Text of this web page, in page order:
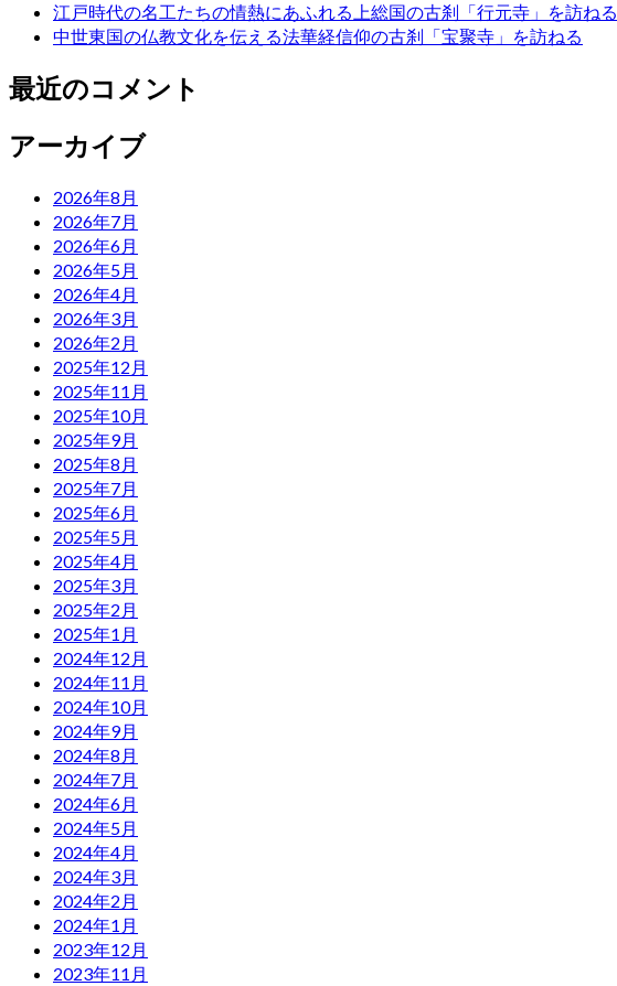
江戸時代の名工たちの情熱にあふれる上総国の古刹「行元寺」を訪ねる
中世東国の仏教文化を伝える法華経信仰の古刹「宝聚寺」を訪ねる
最近のコメント
アーカイブ
2026年8月
2026年7月
2026年6月
2026年5月
2026年4月
2026年3月
2026年2月
2025年12月
2025年11月
2025年10月
2025年9月
2025年8月
2025年7月
2025年6月
2025年5月
2025年4月
2025年3月
2025年2月
2025年1月
2024年12月
2024年11月
2024年10月
2024年9月
2024年8月
2024年7月
2024年6月
2024年5月
2024年4月
2024年3月
2024年2月
2024年1月
2023年12月
2023年11月